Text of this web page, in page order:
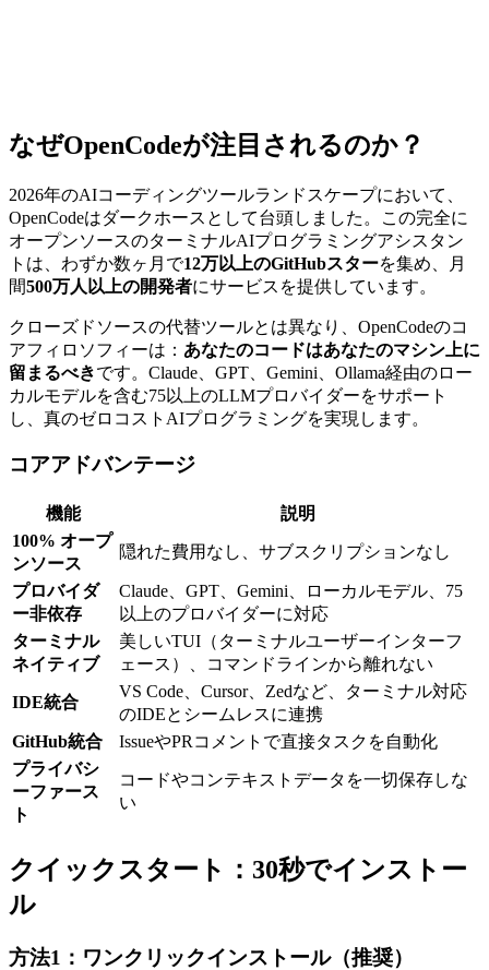
なぜOpenCodeが注目されるのか？
2026年のAIコーディングツールランドスケープにおいて、
OpenCodeはダークホースとして台頭しました。この完全に
オープンソースのターミナルAIプログラミングアシスタン
トは、わずか数ヶ月で12万以上のGitHubスターを集め、月
間500万人以上の開発者にサービスを提供しています。
クローズドソースの代替ツールとは異なり、OpenCodeのコ
アフィロソフィーは： あなたのコードはあなたのマシン上に
留まるべきです。Claude、GPT、Gemini、Ollama経由のロー
カルモデルを含む75以上のLLMプロバイダーをサポート
し、真のゼロコストAIプログラミングを実現します。
コアアドバンテージ
機能
説明
100% オープ
ンソース
隠れた費用なし、サブスクリプションなし
プロバイダ
ー非依存
Claude、GPT、Gemini、ローカルモデル、75
以上のプロバイダーに対応
ターミナル
ネイティブ
美しいTUI（ターミナルユーザーインターフ
ェース）、コマンドラインから離れない
IDE統合
VS Code、Cursor、Zedなど、ターミナル対応
のIDEとシームレスに連携
GitHub統合
IssueやPRコメントで直接タスクを自動化
プライバシ
ーファース
ト
コードやコンテキストデータを一切保存しな
い
クイックスタート：30秒でインストー
ル
方法1：ワンクリックインストール（推奨）